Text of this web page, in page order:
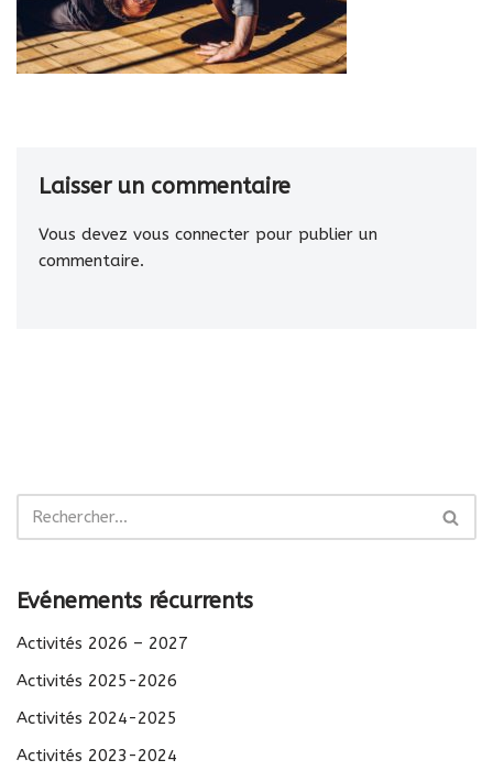
Laisser un commentaire
Vous devez vous connecter pour publier un
commentaire.
Evénements récurrents
Activités 2026 – 2027
Activités 2025-2026
Activités 2024-2025
Activités 2023-2024